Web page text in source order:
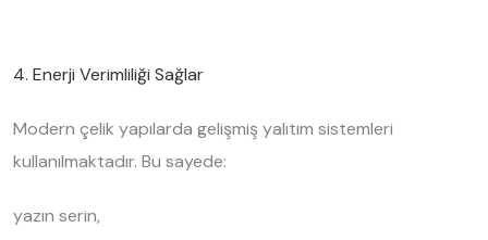
4. Enerji Verimliliği Sağlar
Modern çelik yapılarda gelişmiş yalıtım sistemleri
kullanılmaktadır. Bu sayede:
yazın serin,